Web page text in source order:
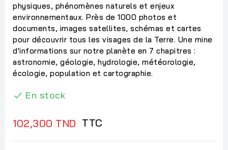
physiques, phénomènes naturels et enjeux
environnementaux. Près de 1000 photos et
documents, images satellites, schémas et cartes
pour découvrir tous les visages de la Terre. Une mine
d'informations sur notre planète en 7 chapitres :
astronomie, géologie, hydrologie, météorologie,
écologie, population et cartographie.
 En stock
102,300 TND TTC